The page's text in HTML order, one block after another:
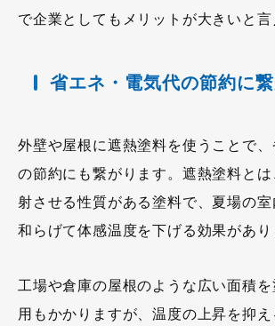
で企業としてもメリットが大きいと言
省エネ・電気代の節約に
外壁や屋根に遮熱塗料を使うことで
の節約にも繋がります。遮熱塗料とは
射させる性質がある塗料で、夏場の
和らげて体感温度を下げる効果があり
工場や倉庫の屋根のような広い面積
用もかかりますが、温度の上昇を抑え